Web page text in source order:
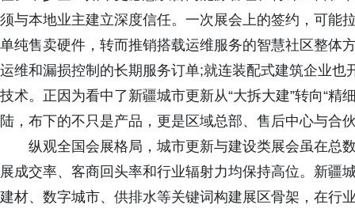
须与本地业主建立深度信任。一次展会上的签约，可能
单纯售卖硬件，转而推销搭载运维服务的智慧社区整体
运维和漏损控制的长期服务订单;就连装配式建筑企业
技术。正因为看中了新疆城市更新从“大拆大建”转向“精
陆，布下的不只是产品，更是区域总部、售后中心与合
纵观全国会展格局，城市更新与建设类展会虽在总
展成交率、客商回头率和行业辐射力均保持高位。新疆
建材、数字城市、供排水等关键词构建展区骨架，在行